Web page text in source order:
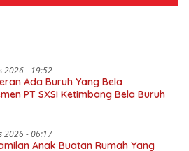
2026 - 19:52
Ada Buruh Yang Bela
PT SXSI Ketimbang Bela Buruh
2026 - 06:17
Anak Buatan Rumah Yang